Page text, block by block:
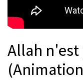
Allah n'est